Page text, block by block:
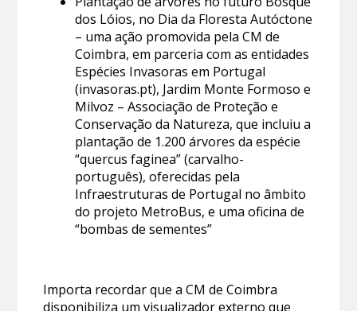
dos Lóios, no Dia da Floresta Autóctone
– uma ação promovida pela CM de
Coimbra, em parceria com as entidades
Espécies Invasoras em Portugal
(invasoras.pt), Jardim Monte Formoso e
Milvoz – Associação de Proteção e
Conservação da Natureza, que incluiu a
plantação de 1.200 árvores da espécie
“quercus faginea” (carvalho-
português), oferecidas pela
Infraestruturas de Portugal no âmbito
do projeto MetroBus, e uma oficina de
“bombas de sementes”
Importa recordar que a CM de Coimbra
disponibiliza um visualizador externo que